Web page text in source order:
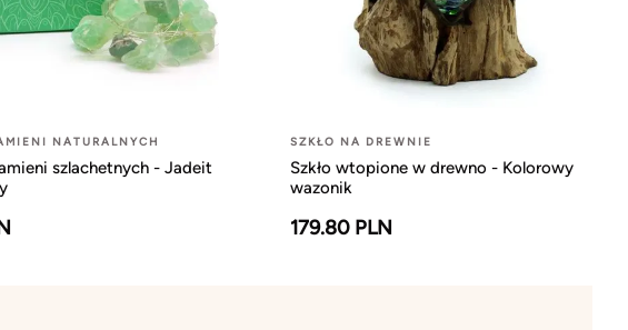
NATURALNYCH
szlachetnych - Jadeit
SZKŁO NA DREWNIE
Szkło wtopione w drewno - Kolorowy
wazonik
179.80 PLN